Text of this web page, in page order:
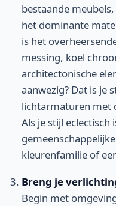
bestaande
het dominante
is het
messing, koel
architectonische
aanwezig? Dat is je
lichtarmaturen met
Als je stijl eclectisch
kleurenfamilie of
Breng je
Begin met